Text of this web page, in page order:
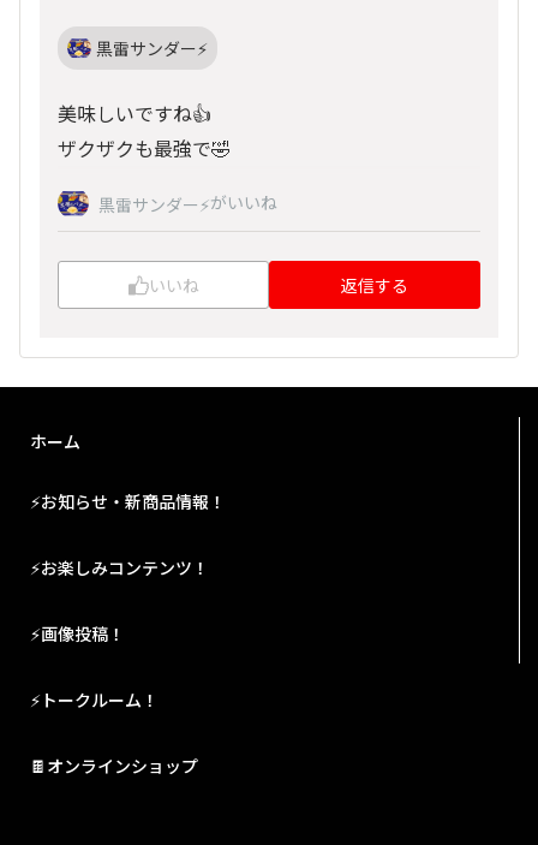
黒雷サンダー⚡️
美味しいですね👍
ザクザクも最強で🤣
黒雷サンダー⚡️がいいね
いいね 返信する
ホーム
⚡お知らせ・新商品情報！
⚡お楽しみコンテンツ！
⚡画像投稿！
⚡トークルーム！
🍫オンラインショップ